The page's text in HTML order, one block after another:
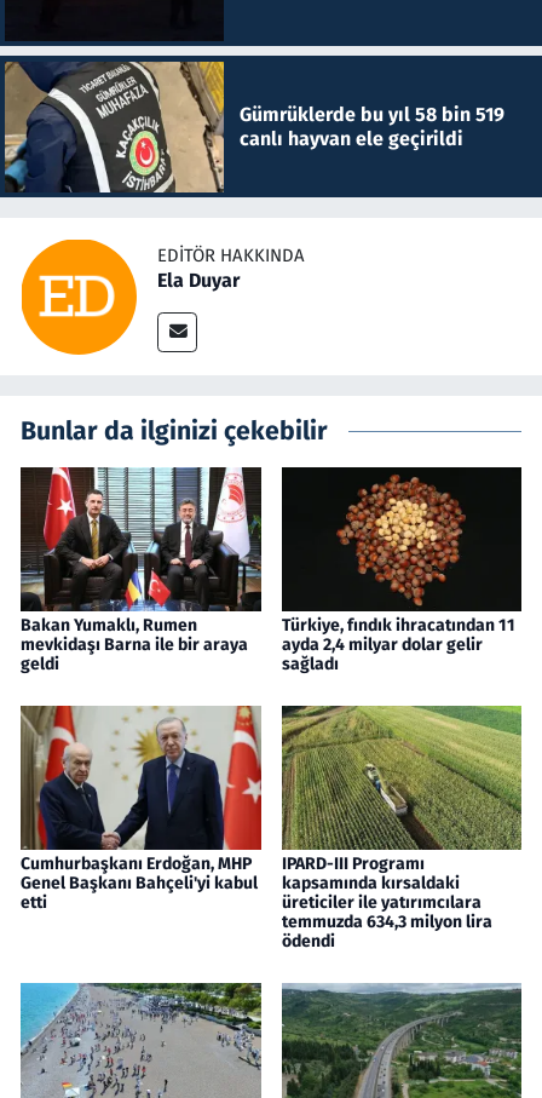
Gümrüklerde bu yıl 58 bin 519
canlı hayvan ele geçirildi
EDITÖR HAKKINDA
Ela Duyar
Bunlar da ilginizi çekebilir
Bakan Yumaklı, Rumen
mevkidaşı Barna ile bir araya
geldi
Türkiye, fındık ihracatından 11
ayda 2,4 milyar dolar gelir
sağladı
Cumhurbaşkanı Erdoğan, MHP
Genel Başkanı Bahçeli'yi kabul
etti
IPARD-III Programı
kapsamında kırsaldaki
üreticiler ile yatırımcılara
temmuzda 634,3 milyon lira
ödendi